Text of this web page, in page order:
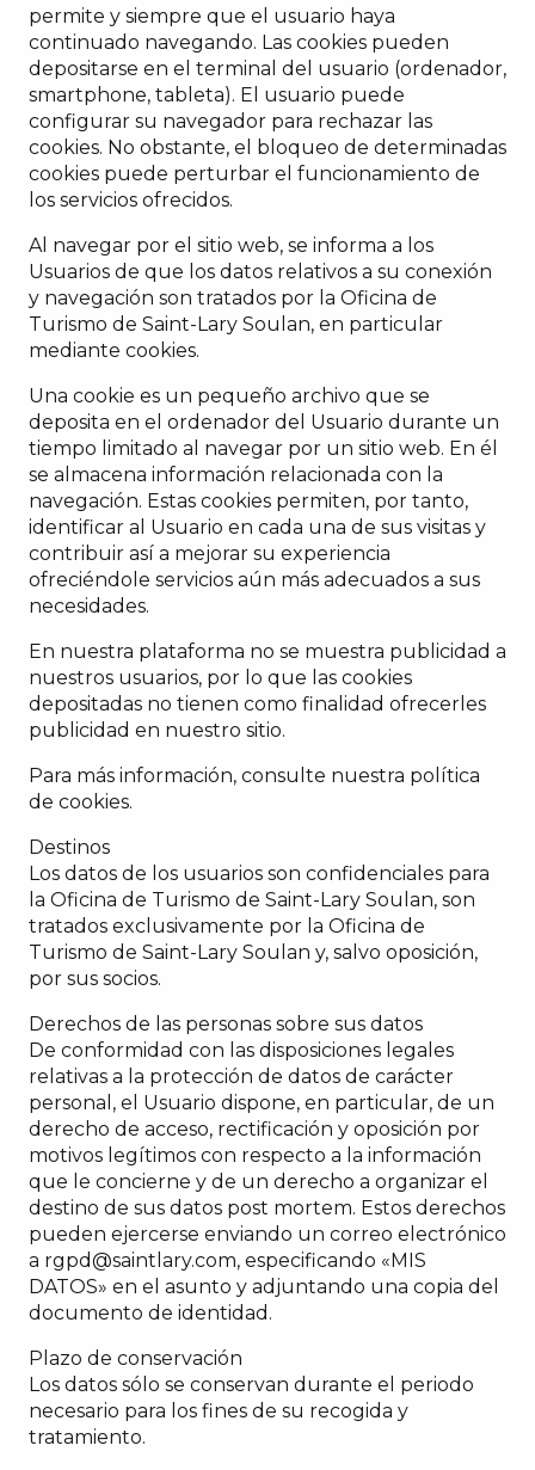
permite y siempre que el usuario haya
continuado navegando. Las cookies pueden
depositarse en el terminal del usuario (ordenador,
smartphone, tableta). El usuario puede
configurar su navegador para rechazar las
cookies. No obstante, el bloqueo de determinadas
cookies puede perturbar el funcionamiento de
los servicios ofrecidos.
Al navegar por el sitio web, se informa a los
Usuarios de que los datos relativos a su conexión
y navegación son tratados por la Oficina de
Turismo de Saint-Lary Soulan, en particular
mediante cookies.
Una cookie es un pequeño archivo que se
deposita en el ordenador del Usuario durante un
tiempo limitado al navegar por un sitio web. En él
se almacena información relacionada con la
navegación. Estas cookies permiten, por tanto,
identificar al Usuario en cada una de sus visitas y
contribuir así a mejorar su experiencia
ofreciéndole servicios aún más adecuados a sus
necesidades.
En nuestra plataforma no se muestra publicidad a
nuestros usuarios, por lo que las cookies
depositadas no tienen como finalidad ofrecerles
publicidad en nuestro sitio.
Para más información, consulte nuestra política
de cookies.
Destinos
Los datos de los usuarios son confidenciales para
la Oficina de Turismo de Saint-Lary Soulan, son
tratados exclusivamente por la Oficina de
Turismo de Saint-Lary Soulan y, salvo oposición,
por sus socios.
Derechos de las personas sobre sus datos
De conformidad con las disposiciones legales
relativas a la protección de datos de carácter
personal, el Usuario dispone, en particular, de un
derecho de acceso, rectificación y oposición por
motivos legítimos con respecto a la información
que le concierne y de un derecho a organizar el
destino de sus datos post mortem. Estos derechos
pueden ejercerse enviando un correo electrónico
a rgpd@saintlary.com, especificando «MIS
DATOS» en el asunto y adjuntando una copia del
documento de identidad.
Plazo de conservación
Los datos sólo se conservan durante el periodo
necesario para los fines de su recogida y
tratamiento.